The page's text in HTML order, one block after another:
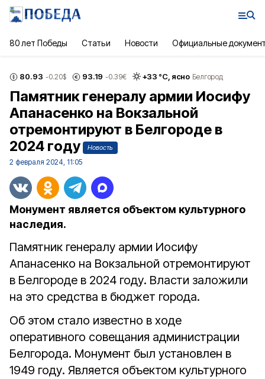
80 лет Победы Статьи Новости Официальные
80.93 -0.20$ 93.19 -0.39€ +33 °С, ясно Белгород
Памятник генералу армии Иосифу
Апанасенко на Вокзальной
отремонтируют в Белгороде в
2024 году
Новость
2 февраля 2024, 11:05
Монумент является объектом культурного
наследия.
Памятник генералу армии Иосифу
Апанасенко на Вокзальной отремонтируют
в Белгороде в 2024 году. Власти заложили
на это средства в бюджет города.
Об этом стало известно в ходе
оперативного совещания администрации
Белгорода. Монумент был установлен в
1949 году. Является объектом культурного